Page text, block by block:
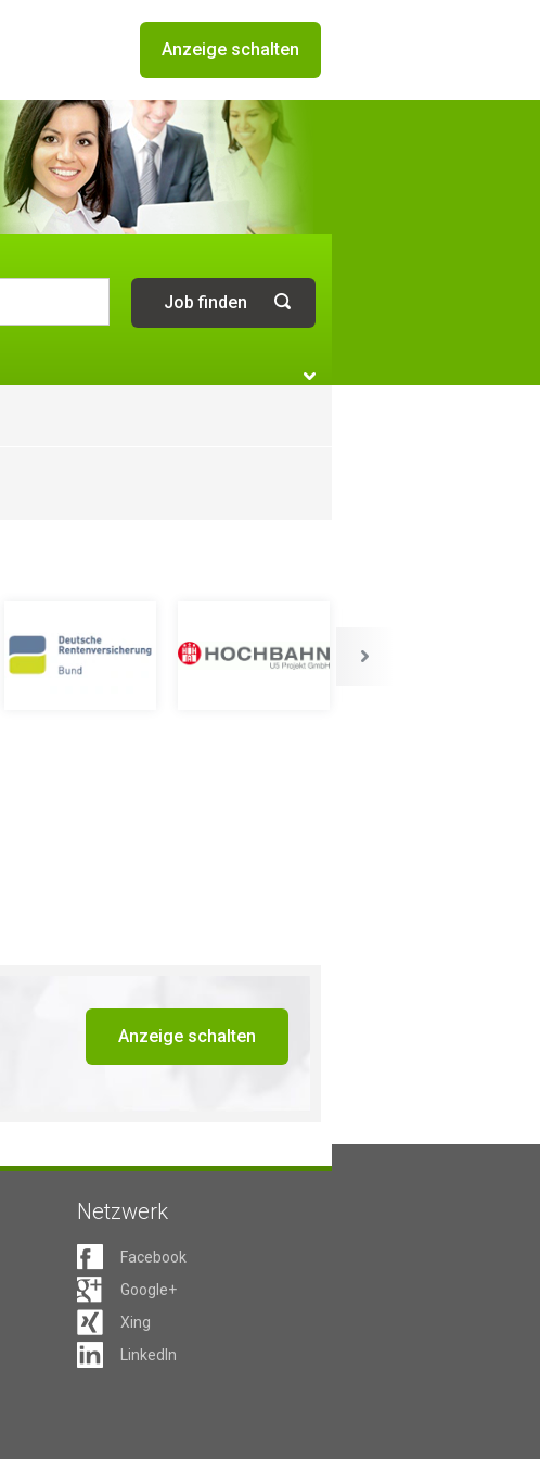
Anzeige schalten
Anzeige schalten
Netzwerk
Facebook
Google+
Xing
LinkedIn